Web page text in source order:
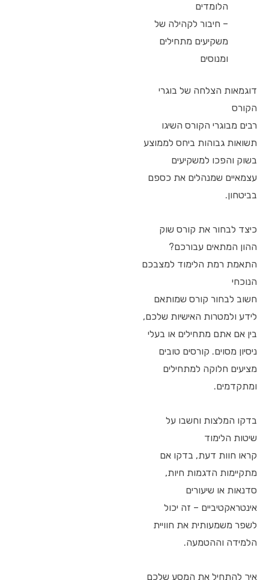
הלומדים
– חיבור לקהילה של
משקיעים מתחילים
ומנוסים
דוגמאות הצלחה של בוגרי
הקורס
רבים מבוגרי הקורס השיגו
תשואות גבוהות ביחס לממוצע
בשוק והפכו למשקיעים
עצמאיים שמנהלים את כספם
בביטחון.
כיצד לבחור את קורס שוק
ההון המתאים עבורכם?
התאמת רמת הלימוד למצבכם
הנוכחי
חשוב לבחור קורס שמותאם
לידע ולמטרות האישיות שלכם,
בין אם אתם מתחילים או בעלי
ניסיון מסוים. קורסים טובים
מציעים חלוקה למתחילים
ומתקדמים.
בדקו המלצות וחשבו על
שיטות הלימוד
קראו חוות דעת, בדקו אם
מתקיימות הדגמות חיות,
סדנאות או שיעורים
אינטראקטיביים – זה יכול
לשפר משמעותית את חוויית
הלמידה וההטמעה.
איך להתחיל את המסע שלכם